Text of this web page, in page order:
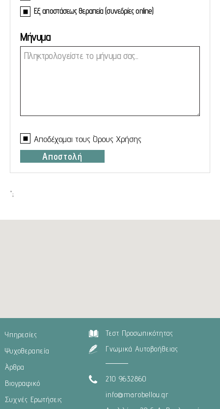
Εξ αποστάσεως θεραπεία (συνεδρίες online)
Μήνυμα
Αποδέχομαι τους Όρους Χρήσης
Αποστολή
';
Υπηρεσίες
Ψυχοθεραπεία
Άρθρα
Βιογραφικό
Συχνές Ερωτήσεις
Τεστ Προσωπικότητας
Γνωμικά Αυτοβοήθειας
210 9632860
info@marobellou.gr